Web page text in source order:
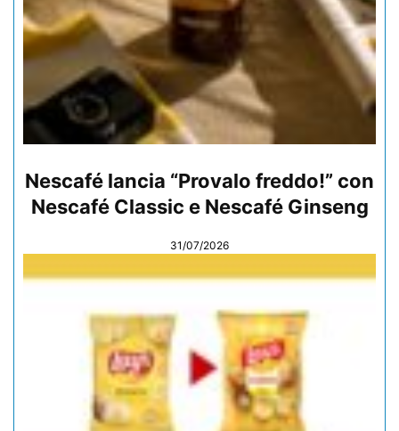
Nescafé lancia “Provalo freddo!” con
Nescafé Classic e Nescafé Ginseng
31/07/2026